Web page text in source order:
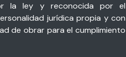
la ley y reconocida por el
jurídica propia y con
de obrar para el cumplimiento